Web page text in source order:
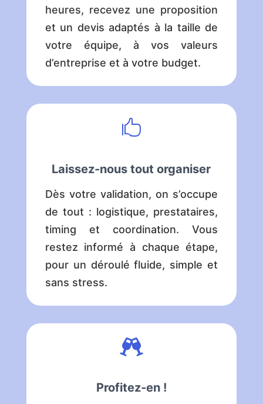
heures, recevez une proposition
et un devis adaptés à la taille de
votre équipe, à vos valeurs
d’entreprise et à votre budget.

Laissez-nous tout organiser
Dès votre validation, on s’occupe
de tout : logistique, prestataires,
timing et coordination. Vous
restez informé à chaque étape,
pour un déroulé fluide, simple et
sans stress.

Profitez-en !